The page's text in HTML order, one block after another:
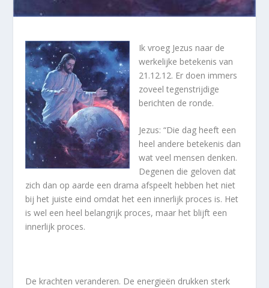
Ik vroeg Jezus naar de
werkelijke betekenis van
21.12.12. Er doen immers
zoveel tegenstrijdige
berichten de ronde.
Jezus: “Die dag heeft een
heel andere betekenis dan
wat veel mensen denken.
Degenen die geloven dat
zich dan op aarde een drama afspeelt hebben het niet
bij het juiste eind omdat het een innerlijk proces is. Het
is wel een heel belangrijk proces, maar het blijft een
innerlijk proces.
De krachten veranderen. De energieën drukken sterk